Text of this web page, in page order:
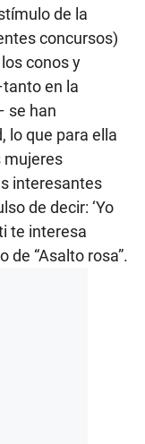
de la
concursos)
conos y
en la
se han
lo que para ella
mujeres
interesantes
de decir: ‘Yo
te interesa
de “Asalto rosa”.